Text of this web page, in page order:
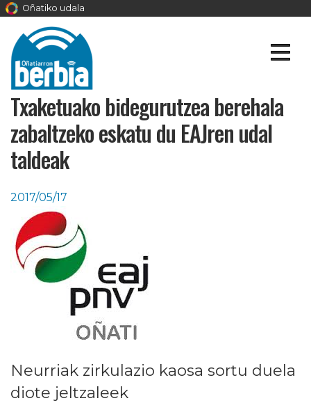
Oñatiko udala
Txaketuako bidegurutzea berehala
zabaltzeko eskatu du EAJren udal
taldeak
2017/05/17
Neurriak zirkulazio kaosa sortu duela
diote jeltzaleek